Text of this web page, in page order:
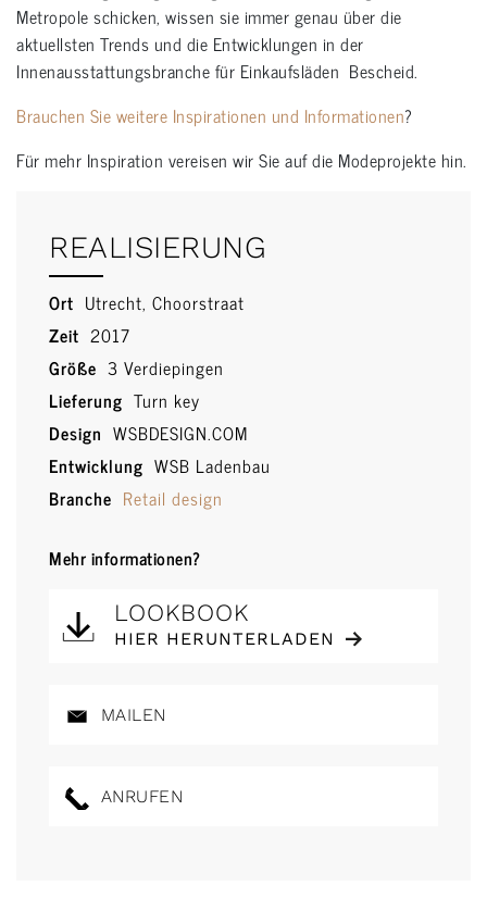
Metropole schicken, wissen sie immer genau über die
aktuellsten Trends und die Entwicklungen in der
Innenausstattungsbranche für Einkaufsläden Bescheid.
Brauchen Sie weitere Inspirationen und Informationen?
Für mehr Inspiration vereisen wir Sie auf die Modeprojekte hin.
REALISIERUNG
Ort Utrecht, Choorstraat
Zeit 2017
Größe 3 Verdiepingen
Lieferung Turn key
Design WSBDESIGN.COM
Entwicklung WSB Ladenbau
Branche Retail design
Mehr informationen?
LOOKBOOK
HIER HERUNTERLADEN
MAILEN
ANRUFEN